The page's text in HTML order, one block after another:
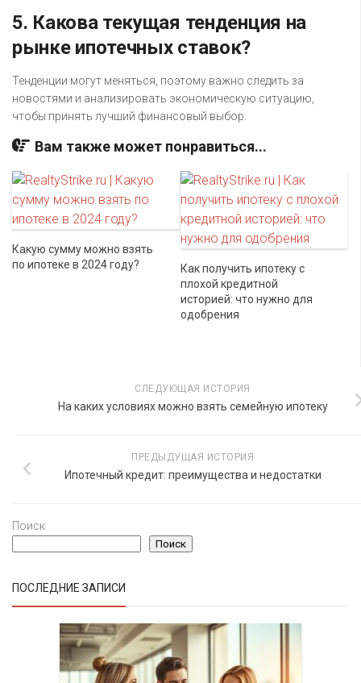
5. Какова текущая тенденция на
рынке ипотечных ставок?
Тенденции могут меняться, поэтому важно следить за
новостями и анализировать экономическую ситуацию,
чтобы принять лучший финансовый выбор.
Вам также может понравиться...
Какую сумму можно взять
по ипотеке в 2024 году?
Как получить ипотеку с
плохой кредитной
историей: что нужно для
одобрения
СЛЕДУЮЩАЯ ИСТОРИЯ
На каких условиях можно взять семейную ипотеку
ПРЕДЫДУЩАЯ ИСТОРИЯ
Ипотечный кредит: преимущества и недостатки
Поиск
Поиск
ПОСЛЕДНИЕ ЗАПИСИ